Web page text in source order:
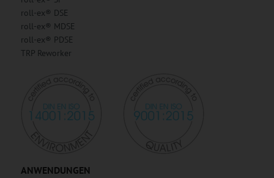
roll-ex® DSE
roll-ex® MDSE
roll-ex® PDSE
TRP Reworker
ANWENDUNGEN